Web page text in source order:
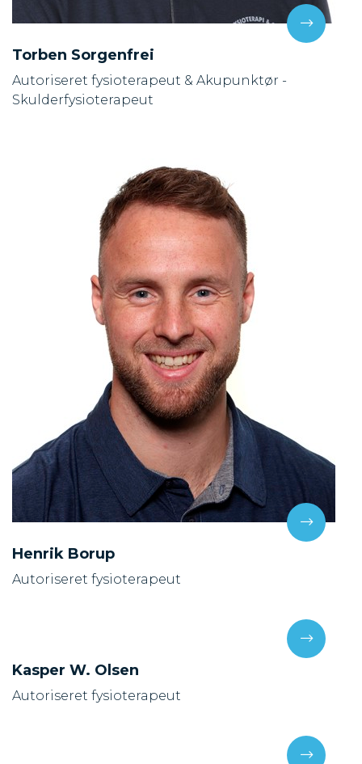
Torben Sorgenfrei
Autoriseret fysioterapeut & Akupunktør -
Skulderfysioterapeut
Henrik Borup
Autoriseret fysioterapeut